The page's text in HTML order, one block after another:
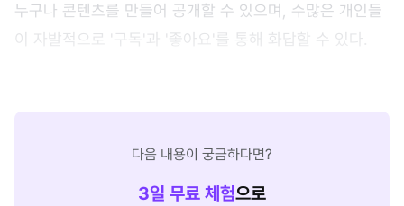
누구나 콘텐츠를 만들어 공개할 수 있으며, 수많은 개인들
이 자발적으로 '구독'과 '좋아요'를 통해 화답할 수 있다.
다음 내용이 궁금하다면?
3일 무료 체험으로